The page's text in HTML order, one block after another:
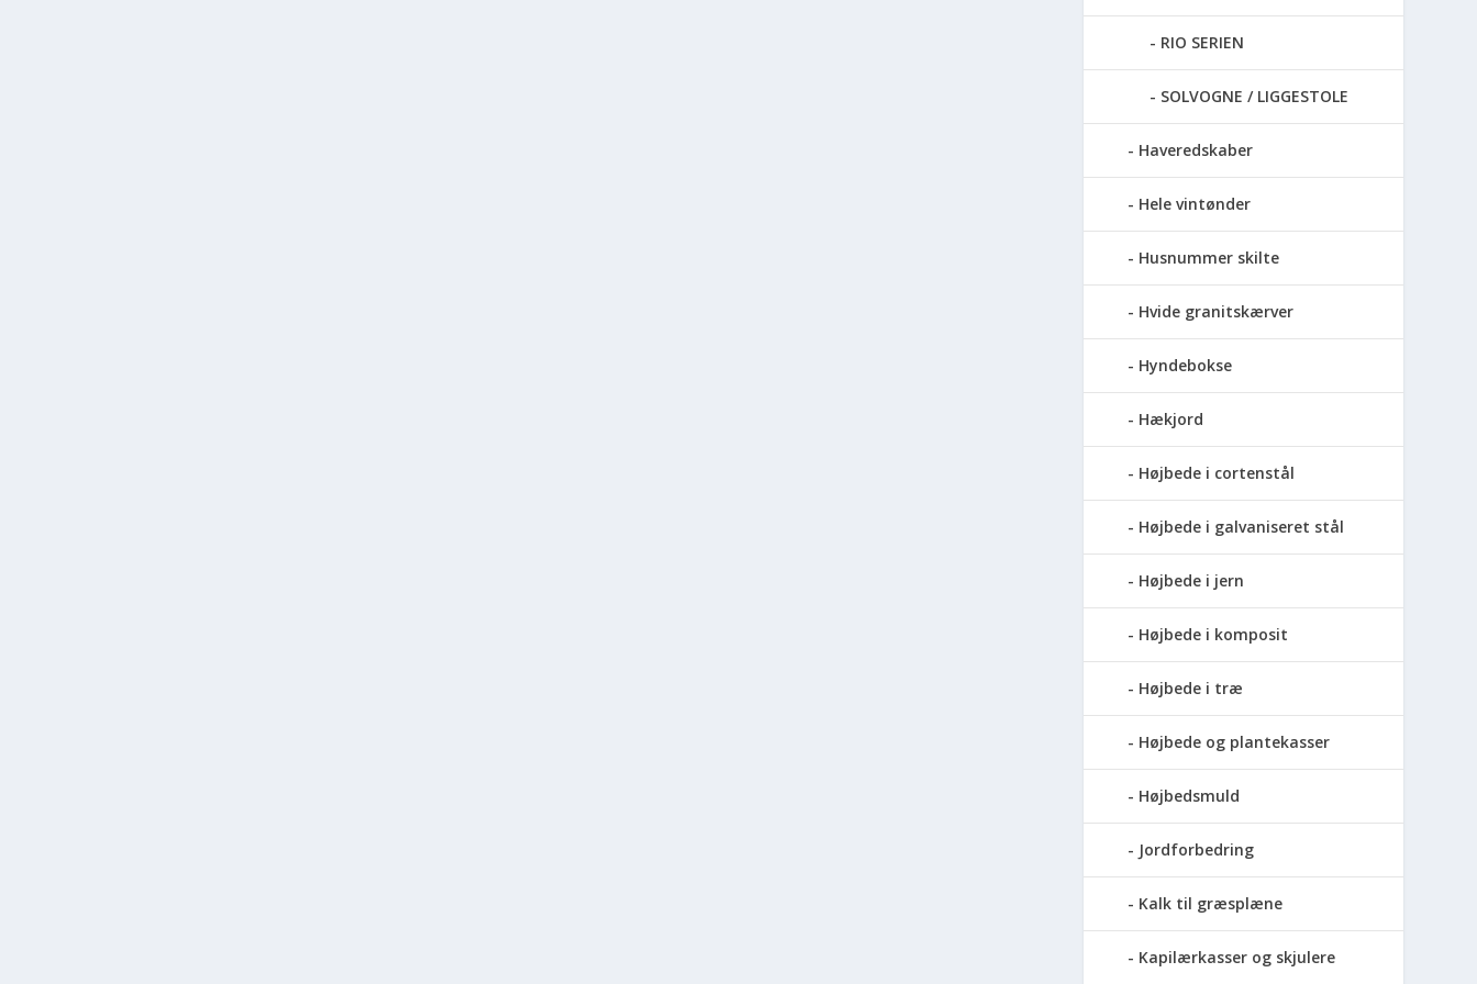
RIO SERIEN
SOLVOGNE / LIGGESTOLE
Haveredskaber
Hele vintønder
Husnummer skilte
Hvide granitskærver
Hyndebokse
Hækjord
Højbede i cortenstål
Højbede i galvaniseret stål
Højbede i jern
Højbede i komposit
Højbede i træ
Højbede og plantekasser
Højbedsmuld
Jordforbedring
Kalk til græsplæne
Kapilærkasser og skjulere